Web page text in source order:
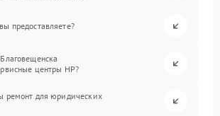
предоставляете?
центры HP?
ремонт для юридических